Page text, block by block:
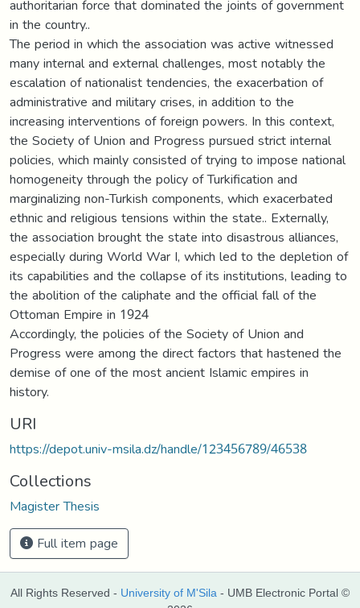
authoritarian force that dominated the joints of government
in the country..
The period in which the association was active witnessed
many internal and external challenges, most notably the
escalation of nationalist tendencies, the exacerbation of
administrative and military crises, in addition to the
increasing interventions of foreign powers. In this context,
the Society of Union and Progress pursued strict internal
policies, which mainly consisted of trying to impose national
homogeneity through the policy of Turkification and
marginalizing non-Turkish components, which exacerbated
ethnic and religious tensions within the state.. Externally,
the association brought the state into disastrous alliances,
especially during World War I, which led to the depletion of
its capabilities and the collapse of its institutions, leading to
the abolition of the caliphate and the official fall of the
Ottoman Empire in 1924
Accordingly, the policies of the Society of Union and
Progress were among the direct factors that hastened the
demise of one of the most ancient Islamic empires in
history.
URI
https://depot.univ-msila.dz/handle/123456789/46538
Collections
Magister Thesis
Full item page
All Rights Reserved - University of M'Sila - UMB Electronic Portal ©